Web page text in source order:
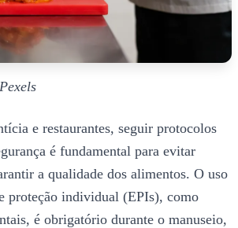
e restaurantes, seguir protocolos
é fundamental para evitar
a qualidade dos alimentos. O uso
proteção individual (EPIs), como
é obrigatório durante o manuseio,